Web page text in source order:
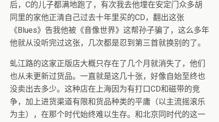
后，C的儿子都满地跑了，有次我去他埋在安定门众多胡
同里的家他正清自己过去十年里买的CD，翻出这张
《Blues》告我他被《音像世界》这帮孙子骗了，这么多年
他就从没听完过这张，几次都是忍到第三首就换别的了。
虬江路的这家正版店大概只存在了几个月就消失了，他们
也从未更新过货品。一直就是这几十张，好像自始至终也
没卖出去多少。这种店在上海因为有打口CD和磁带的竞
争，加上进货渠道有限和货品种类的平庸（以主流摇滚乐
为主），在那个时代始终难以生存。和北京同时代的这一